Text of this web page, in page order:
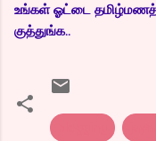
உங்கள் ஓட்டை
குத்துங்க..